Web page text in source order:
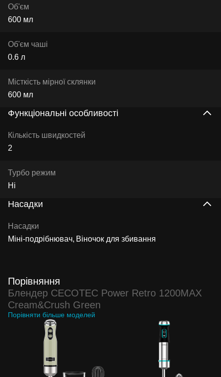
Об'єм
600 мл
Об'єм чаші
0.6 л
Місткість мірної склянки
600 мл
Функціональні особливості
Кількість швидкостей
2
Турбо режим
Ні
Насадки
Насадки
Міні-подрібнювач Віночок для збивання
Порівняння
Блендер CECOTEC Power Retro 1200MAX
Cream&Crush Green
Порівняти більше моделей